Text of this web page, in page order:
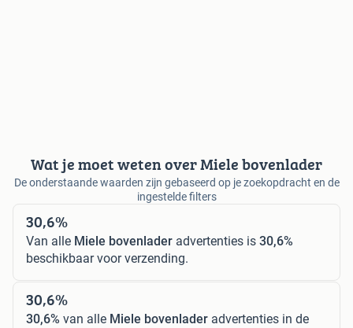
Wat je moet weten over Miele bovenlader
De onderstaande waarden zijn gebaseerd op je zoekopdracht en de
ingestelde filters
30,6%
Van alle Miele bovenlader advertenties is 30,6%
beschikbaar voor verzending.
30,6%
30,6% van alle Miele bovenlader advertenties in de